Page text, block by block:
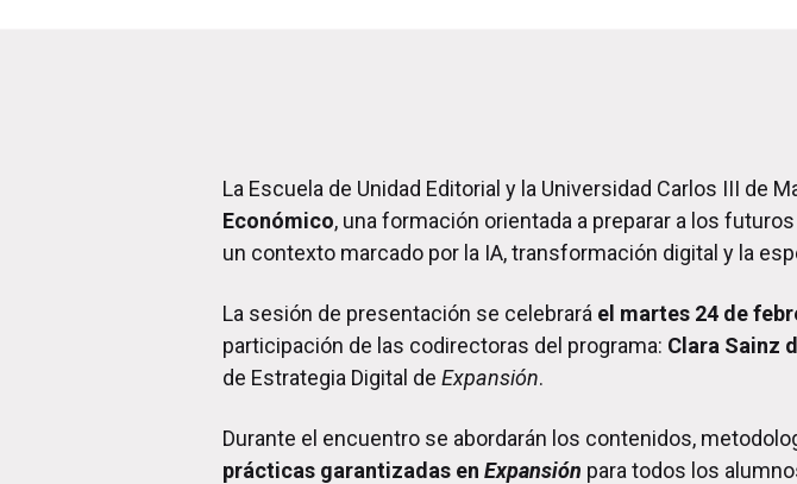
La Escuela de Unidad Editorial y la Universidad Carlos III de
Económico, una formación orientada a preparar a los
un contexto marcado por la IA, transformación digital y la
La sesión de presentación se celebrará el martes 24 de
participación de las codirectoras del programa: Clara Sainz
de Estrategia Digital de Expansión.
Durante el encuentro se abordarán los contenidos,
prácticas garantizadas en Expansión para todos los